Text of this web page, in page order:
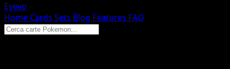
Eyevo
Home Cards Sets Blog Features FAQ